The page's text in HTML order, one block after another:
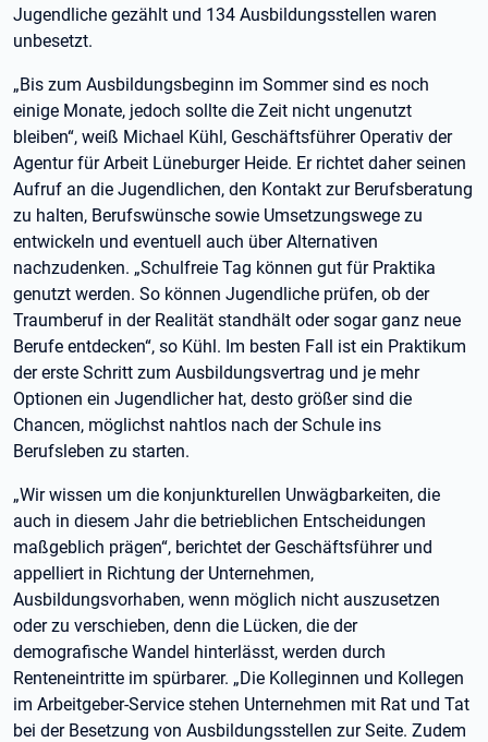
Jugendliche gezählt und 134 Ausbildungsstellen waren
unbesetzt.
„Bis zum Ausbildungsbeginn im Sommer sind es noch
einige Monate, jedoch sollte die Zeit nicht ungenutzt
bleiben“, weiß Michael Kühl, Geschäftsführer Operativ der
Agentur für Arbeit Lüneburger Heide. Er richtet daher seinen
Aufruf an die Jugendlichen, den Kontakt zur Berufsberatung
zu halten, Berufswünsche sowie Umsetzungswege zu
entwickeln und eventuell auch über Alternativen
nachzudenken. „Schulfreie Tag können gut für Praktika
genutzt werden. So können Jugendliche prüfen, ob der
Traumberuf in der Realität standhält oder sogar ganz neue
Berufe entdecken“, so Kühl. Im besten Fall ist ein Praktikum
der erste Schritt zum Ausbildungsvertrag und je mehr
Optionen ein Jugendlicher hat, desto größer sind die
Chancen, möglichst nahtlos nach der Schule ins
Berufsleben zu starten.
„Wir wissen um die konjunkturellen Unwägbarkeiten, die
auch in diesem Jahr die betrieblichen Entscheidungen
maßgeblich prägen“, berichtet der Geschäftsführer und
appelliert in Richtung der Unternehmen,
Ausbildungsvorhaben, wenn möglich nicht auszusetzen
oder zu verschieben, denn die Lücken, die der
demografische Wandel hinterlässt, werden durch
Renteneintritte im spürbarer. „Die Kolleginnen und Kollegen
im Arbeitgeber-Service stehen Unternehmen mit Rat und Tat
bei der Besetzung von Ausbildungsstellen zur Seite. Zudem